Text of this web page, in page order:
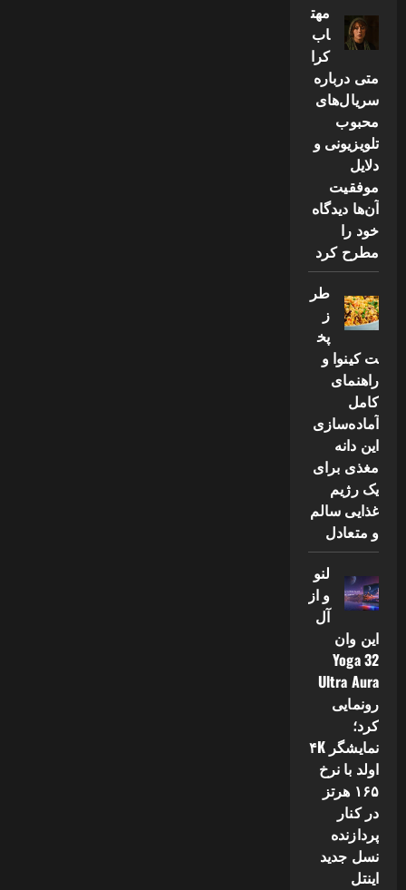
مهت
اب
کرا
متی درباره
سریال‌های
محبوب
تلویزیونی و
دلایل
موفقیت
آن‌ها دیدگاه
خود را
مطرح کرد
طر
ز
پخ
ت کینوا و
راهنمای
کامل
آماده‌سازی
این دانه
مغذی برای
یک رژیم
غذایی سالم
و متعادل
لنو
و از
آل
این وان
Yoga 32
Ultra Aura
رونمایی
کرد؛
نمایشگر ۴K
اولد با نرخ
۱۶۵ هرتز
در کنار
پردازنده
نسل جدید
اینتل